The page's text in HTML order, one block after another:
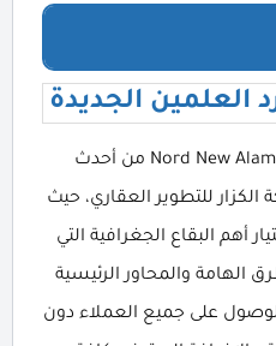
العلمين الجديدة
نورد العلمين الجديدة Nord New Alamein من أحدث
للتطوير العقاري، حيث
أهم البقاع الجغرافية التي
الهامة والمحاور الرئيسية
على جميع العملاء دون